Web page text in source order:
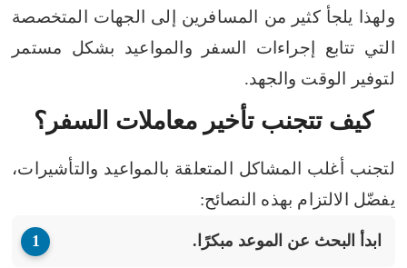
ولهذا يلجأ كثير من المسافرين إلى الجهات المتخصصة
التي تتابع إجراءات السفر والمواعيد بشكل مستمر
لتوفير الوقت والجهد.
كيف تتجنب تأخير معاملات السفر؟
لتجنب أغلب المشاكل المتعلقة بالمواعيد والتأشيرات،
يفضّل الالتزام بهذه النصائح:
ابدأ البحث عن الموعد مبكرًا.